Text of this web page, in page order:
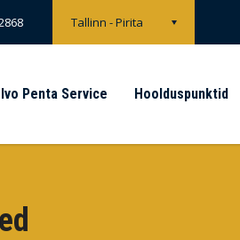
Tallinn - Pirita
Penta Service Hoolduspunktid